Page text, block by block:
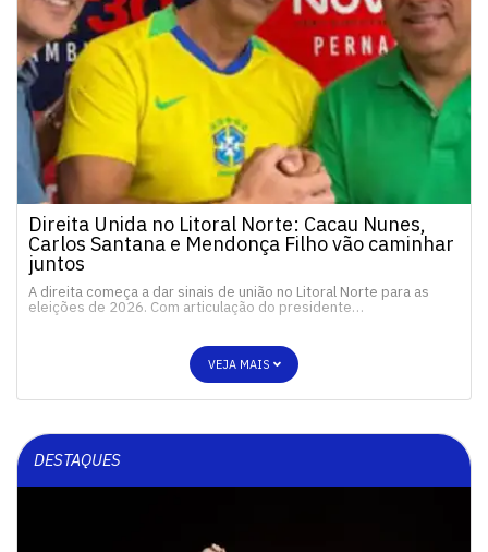
Direita Unida no Litoral Norte: Cacau Nunes,
Carlos Santana e Mendonça Filho vão caminhar
juntos
A direita começa a dar sinais de união no Litoral Norte para as
eleições de 2026. Com articulação do presidente…
VEJA MAIS
DESTAQUES